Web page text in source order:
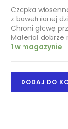
Czapka
z bawełnianej
Chroni głowę
Materiał dobrze
1 w magazynie
DODAJ DO